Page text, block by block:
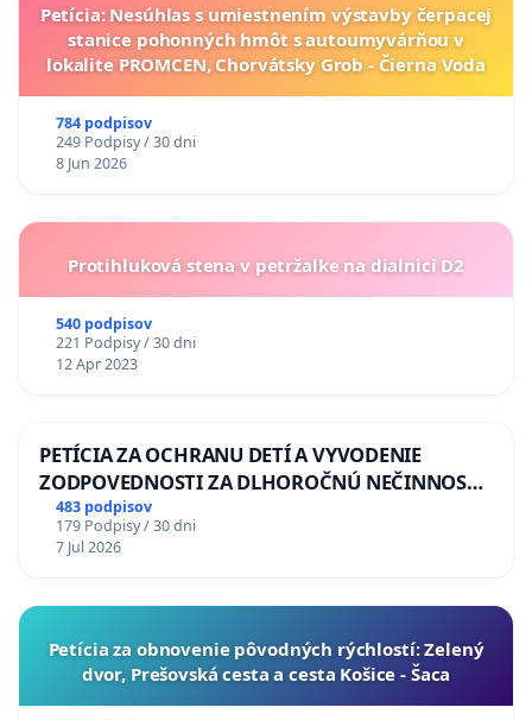
Petícia: Nesúhlas s umiestnením výstavby čerpacej
stanice pohonných hmôt s autoumyvárňou v
lokalite PROMCEN, Chorvátsky Grob - Čierna Voda
784 podpisov
249 Podpisy / 30 dni
8 Jun 2026
Protihluková stena v petržalke na dialnici D2
540 podpisov
221 Podpisy / 30 dni
12 Apr 2023
PETÍCIA ZA OCHRANU DETÍ A VYVODENIE
ZODPOVEDNOSTI ZA DLHOROČNÚ NEČINNOSŤ
A ZLYHANIE ŠTÁTU
483 podpisov
179 Podpisy / 30 dni
7 Jul 2026
​Petícia za obnovenie pôvodných rýchlostí: Zelený
dvor, Prešovská cesta a cesta Košice - Šaca